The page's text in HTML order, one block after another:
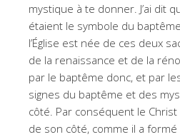
mystique à te donner. J’ai dit
étaient le symbole du
l’Église est née de ces deux
de la renaissance et de la
par le baptême donc, et par
signes du baptême et des
côté. Par conséquent le Christ
de son côté, comme il a